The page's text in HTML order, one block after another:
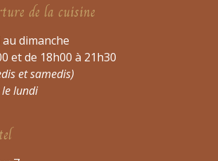
de la cuisine
dimanche
et de 18h00 à 21h30
et samedis)
lundi